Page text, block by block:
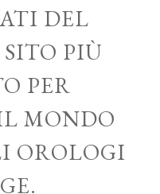
DEL
PIÙ
PER
MONDO
OROLOGI